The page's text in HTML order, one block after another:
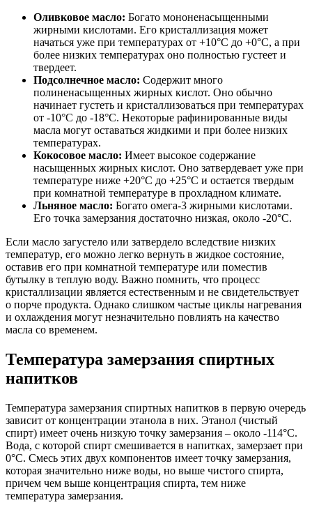
Оливковое масло: Богато мононенасыщенными
жирными кислотами. Его кристаллизация может
начаться уже при температурах от +10°C до +0°C, а при
более низких температурах оно полностью густеет и
твердеет.
Подсолнечное масло: Содержит много
полиненасыщенных жирных кислот. Оно обычно
начинает густеть и кристаллизоваться при температурах
от -10°C до -18°C. Некоторые рафинированные виды
масла могут оставаться жидкими и при более низких
температурах.
Кокосовое масло: Имеет высокое содержание
насыщенных жирных кислот. Оно затвердевает уже при
температуре ниже +20°C до +25°C и остается твердым
при комнатной температуре в прохладном климате.
Льняное масло: Богато омега-3 жирными кислотами.
Его точка замерзания достаточно низкая, около -20°C.
Если масло загустело или затвердело вследствие низких
температур, его можно легко вернуть в жидкое состояние,
оставив его при комнатной температуре или поместив
бутылку в теплую воду. Важно помнить, что процесс
кристаллизации является естественным и не свидетельствует
о порче продукта. Однако слишком частые циклы нагревания
и охлаждения могут незначительно повлиять на качество
масла со временем.
Температура замерзания спиртных
напитков
Температура замерзания спиртных напитков в первую очередь
зависит от концентрации этанола в них. Этанол (чистый
спирт) имеет очень низкую точку замерзания – около -114°C.
Вода, с которой спирт смешивается в напитках, замерзает при
0°C. Смесь этих двух компонентов имеет точку замерзания,
которая значительно ниже воды, но выше чистого спирта,
причем чем выше концентрация спирта, тем ниже
температура замерзания.